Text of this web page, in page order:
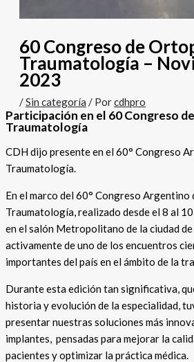
60 Congreso de
Traumatología –
2023
/Sin categoría / Porcdhpro
Participación en el 60 Congreso
Traumatología
CDH dijo presente en el 60° Congreso
Traumatología.
En el marco del 60° Congreso
Traumatología, realizado desde el 8 al
en el salón Metropolitano de la ciudad
activamente de uno de los encuentros
importantes del país en el ámbito de la
Durante esta edición tan significativa,
historia y evolución de la especialidad,
presentar nuestras soluciones más
implantes, pensadas para mejorar la
pacientes y optimizar la práctica médica.